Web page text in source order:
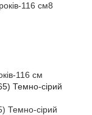
116 см8
116 см
Темно-сірий